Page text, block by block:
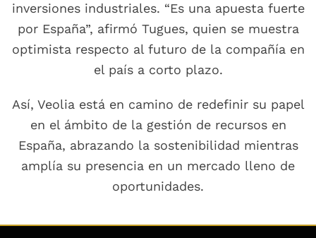
inversiones industriales. “Es una apuesta fuerte
por España”, afirmó Tugues, quien se muestra
optimista respecto al futuro de la compañía en
el país a corto plazo.
Así, Veolia está en camino de redefinir su papel
en el ámbito de la gestión de recursos en
España, abrazando la sostenibilidad mientras
amplía su presencia en un mercado lleno de
oportunidades.